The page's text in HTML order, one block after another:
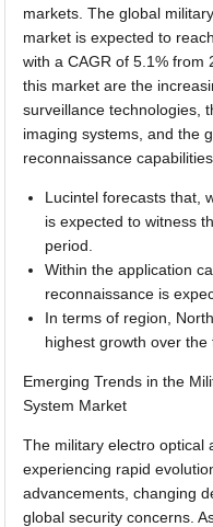
markets. The global
market is expected to
with a CAGR of 5.1%
this market are the
surveillance technologies,
imaging systems, and the
reconnaissance capabilities.
Lucintel forecasts that,
is expected to witness
period.
Within the application
reconnaissance is
In terms of region,
highest growth over the
Emerging Trends in the
System Market
The military electro optical
experiencing rapid
advancements, changing
global security concerns.